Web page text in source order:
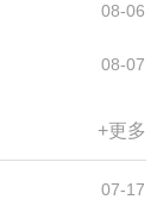
08-06
08-07
+更多
07-17